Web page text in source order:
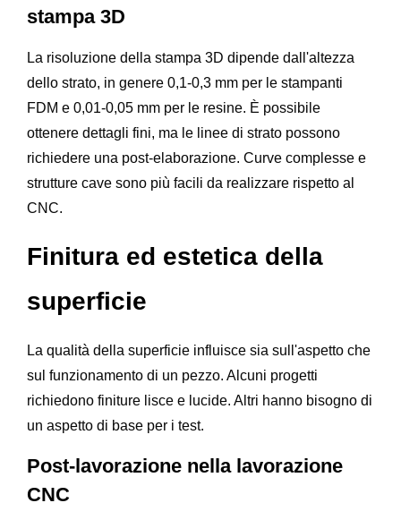
stampa 3D
La risoluzione della stampa 3D dipende dall'altezza
dello strato, in genere 0,1-0,3 mm per le stampanti
FDM e 0,01-0,05 mm per le resine. È possibile
ottenere dettagli fini, ma le linee di strato possono
richiedere una post-elaborazione. Curve complesse e
strutture cave sono più facili da realizzare rispetto al
CNC.
Finitura ed estetica della
superficie
La qualità della superficie influisce sia sull'aspetto che
sul funzionamento di un pezzo. Alcuni progetti
richiedono finiture lisce e lucide. Altri hanno bisogno di
un aspetto di base per i test.
Post-lavorazione nella lavorazione
CNC